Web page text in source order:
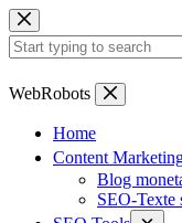
Zum
Inhalt
springen
Keine
WebRobots
Home
Content
Blog
SEO-Texte